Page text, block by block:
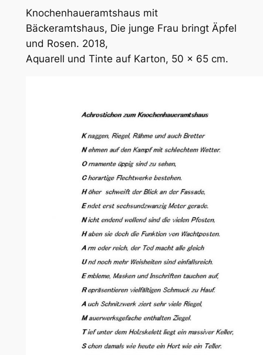
Knochenhaueramtshaus mit
Bäckeramtshaus, Die junge Frau bringt Äpfel
und Rosen. 2018,
Aquarell und Tinte auf Karton, 50 x 65 cm.